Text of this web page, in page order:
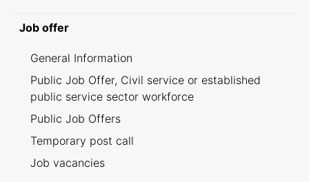
Job offer
General Information
Public Job Offer, Civil service or established
public service sector workforce
Public Job Offers
Temporary post call
Job vacancies